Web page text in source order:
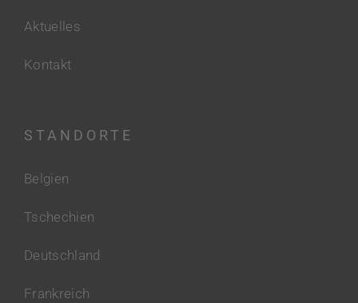
Aktuelles
Kontakt
STANDORTE
Belgien
Tschechien
Deutschland
Frankreich